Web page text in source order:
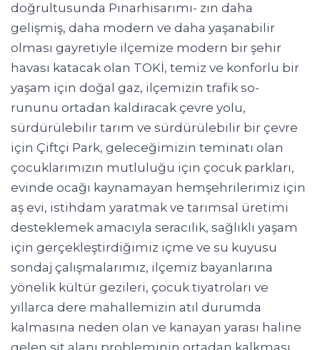
doğrultusunda Pınarhisarımı- zın daha
gelişmiş, daha modern ve daha yaşanabilir
olması gayretiyle ilçemize modern bir şehir
havası katacak olan TOKİ, temiz ve konforlu bir
yaşam için doğal gaz, ilçemizin trafik so-
rununu ortadan kaldıracak çevre yolu,
sürdürülebilir tarım ve sürdürülebilir bir çevre
için Çiftçi Park, geleceğimizin teminatı olan
çocuklarımızın mutluluğu için çocuk parkları,
evinde ocağı kaynamayan hemşehrilerimiz için
aş evi, istihdam yaratmak ve tarımsal üretimi
desteklemek amacıyla seracılık, sağlıklı yaşam
için gerçekleştirdiğimiz içme ve su kuyusu
sondaj çalışmalarımız, ilçemiz bayanlarına
yönelik kültür gezileri, çocuk tiyatroları ve
yıllarca dere mahallemizin atıl durumda
kalmasına neden olan ve kanayan yarası haline